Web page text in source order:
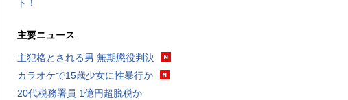
ト！
主要ニュース
主犯格とされる男 無期懲役判決
カラオケで15歳少女に性暴行か
20代税務署員 1億円超脱税か